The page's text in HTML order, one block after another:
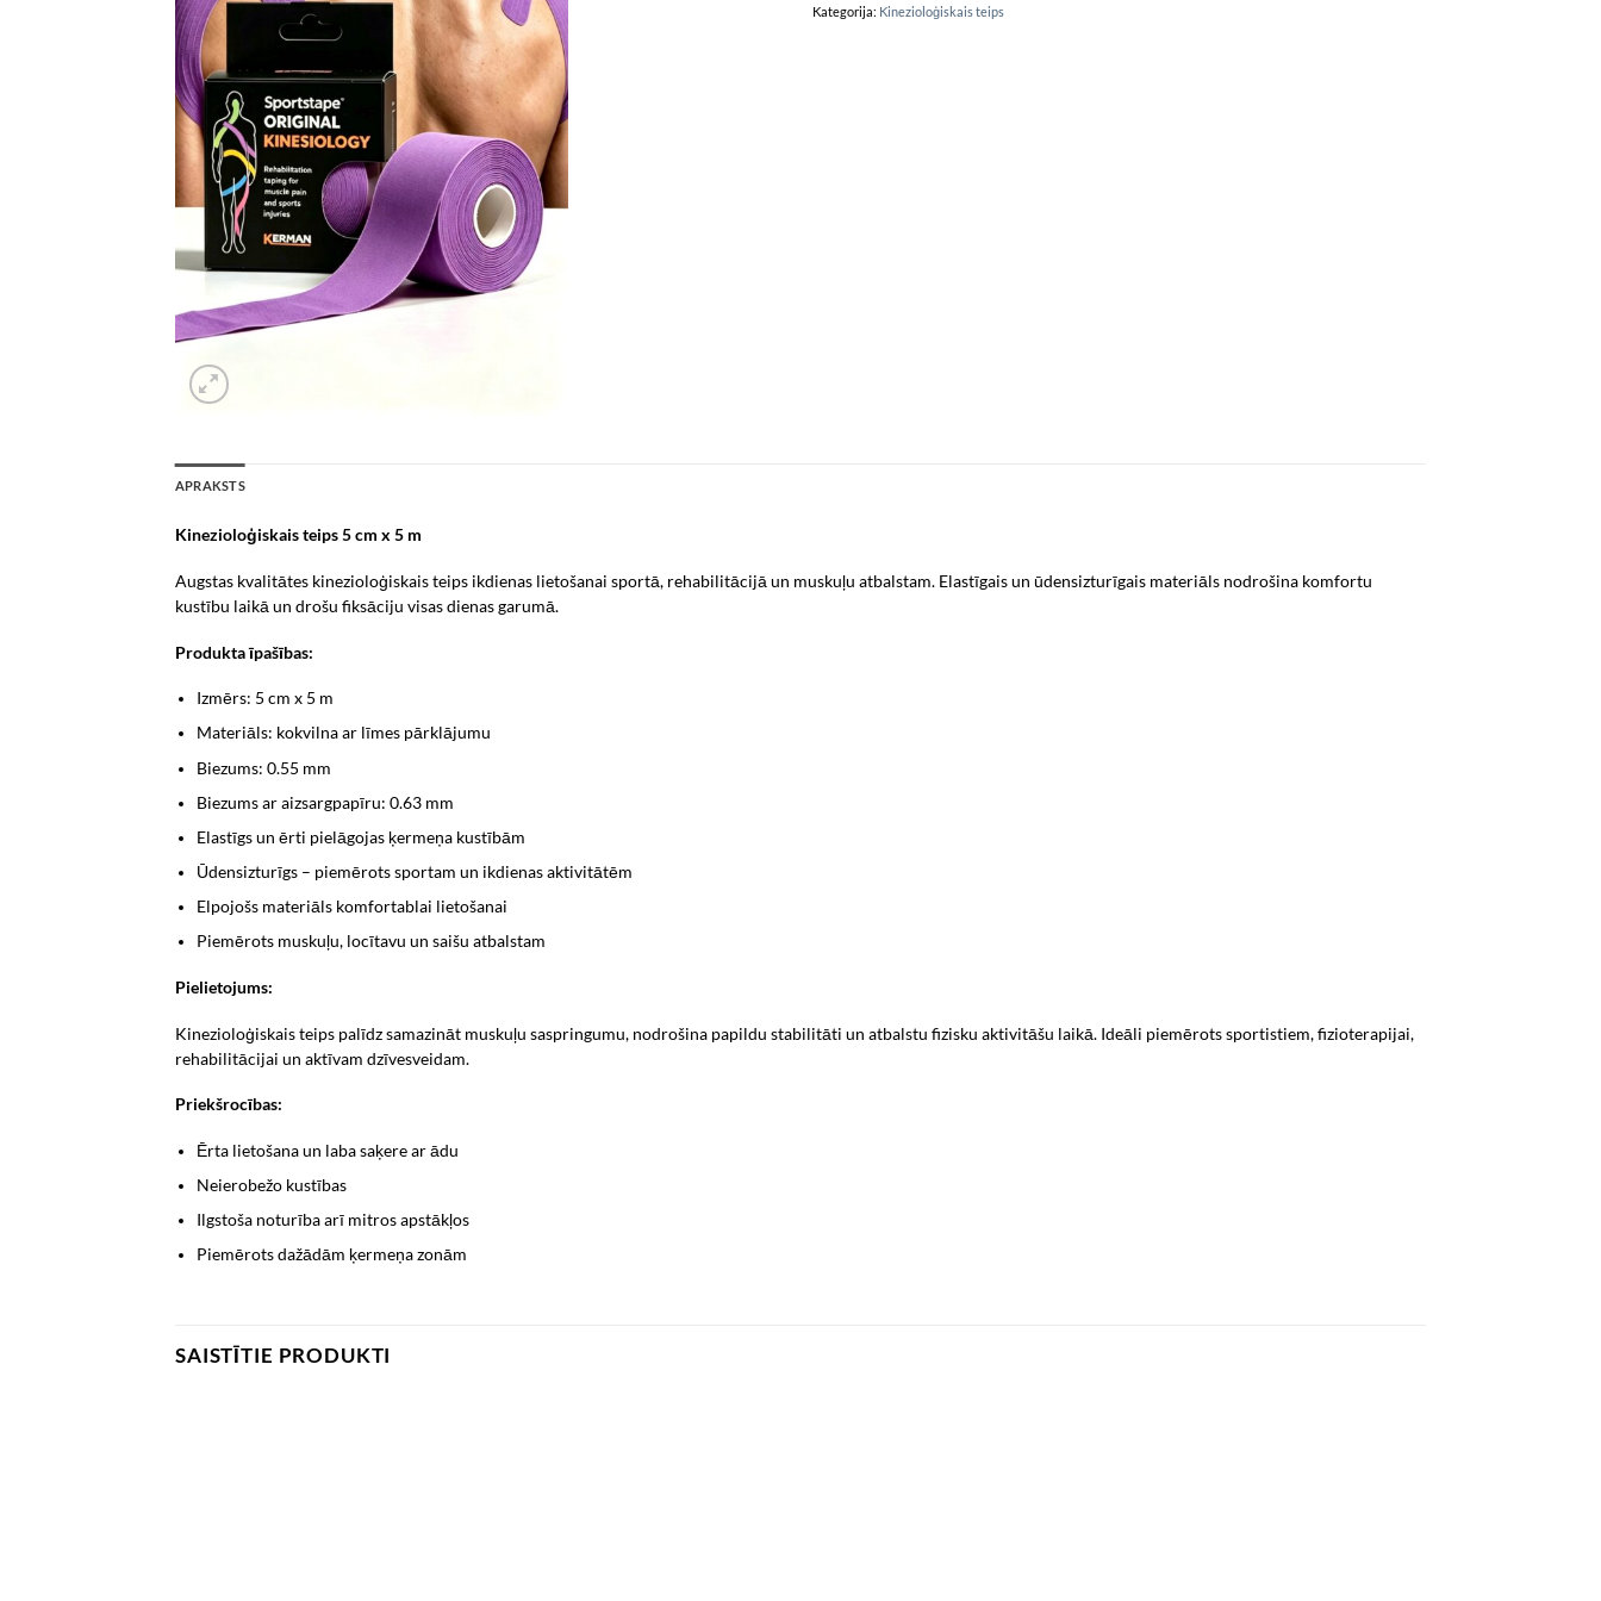
Kategorija: Kinezioloģiskais teips
APRAKSTS
Kinezioloģiskais teips 5 cm x 5 m
Augstas kvalitātes kinezioloģiskais teips ikdienas lietošanai sportā, rehabilitācijā un muskuļu atbalstam. Elastīgais un ūdensizturīgais materiāls nodrošina komfortu
kustību laikā un drošu fiksāciju visas dienas garumā.
Produkta īpašības:
Izmērs: 5 cm x 5 m
Materiāls: kokvilna ar līmes pārklājumu
Biezums: 0.55 mm
Biezums ar aizsargpapīru: 0.63 mm
Elastīgs un ērti pielāgojas ķermeņa kustībām
Ūdensizturīgs – piemērots sportam un ikdienas aktivitātēm
Elpojošs materiāls komfortablai lietošanai
Piemērots muskuļu, locītavu un saišu atbalstam
Pielietojums:
Kinezioloģiskais teips palīdz samazināt muskuļu saspringumu, nodrošina papildu stabilitāti un atbalstu fizisku aktivitāšu laikā. Ideāli piemērots sportistiem, fizioterapijai,
rehabilitācijai un aktīvam dzīvesveidam.
Priekšrocības:
Ērta lietošana un laba saķere ar ādu
Neierobežo kustības
Ilgstoša noturība arī mitros apstākļos
Piemērots dažādām ķermeņa zonām
SAISTĪTIE PRODUKTI